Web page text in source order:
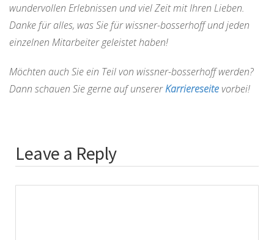
wundervollen Erlebnissen und viel Zeit mit Ihren Lieben.
Danke für alles, was Sie für wissner-bosserhoff und jeden
einzelnen Mitarbeiter geleistet haben!
Möchten auch Sie ein Teil von wissner-bosserhoff werden?
Dann schauen Sie gerne auf unsererKarriereseitevorbei!
Leave a Reply